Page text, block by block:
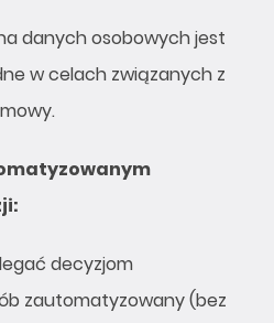
danych osobowych jest
w celach związanych z
decyzjom
zautomatyzowany (bez